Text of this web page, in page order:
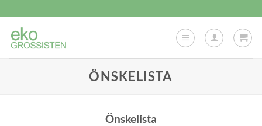
to
content
ÖNSKELISTA
Önskelista